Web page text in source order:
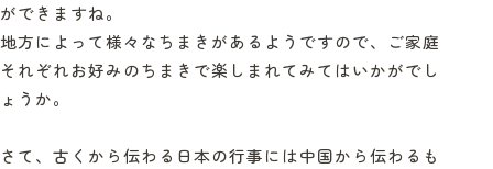
ができますね。
地方によって様々なちまきがあるようですので、ご家庭
それぞれお好みのちまきで楽しまれてみてはいかがでし
ょうか。
さて、古くから伝わる日本の行事には中国から伝わるも